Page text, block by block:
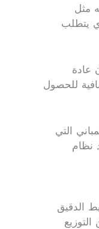
مثل
يتطلب
عادة
للحصول
التي
نظام
الدقيق